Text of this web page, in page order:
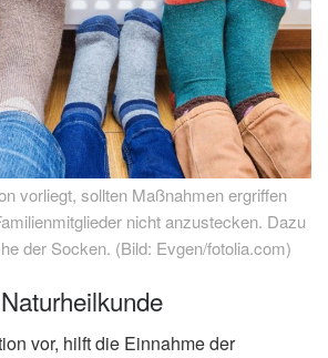
vorliegt, sollten Maßnahmen ergriffen
nicht anzustecken. Dazu
der Socken. (Bild: Evgen/fotolia.com)
vor, hilft die Einnahme der